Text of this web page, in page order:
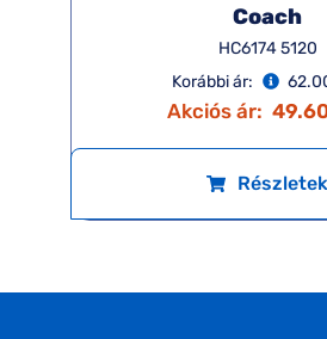
Coach
HC6174 5120
Korábbi ár:
Akciós ár:
Részletek